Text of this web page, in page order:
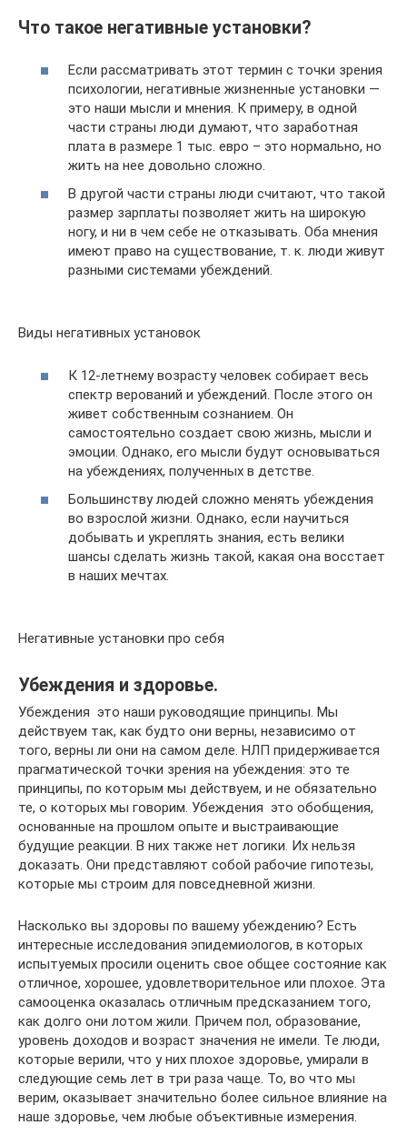
Что такое негативные установки?
Если рассматривать этот термин с точки зрения
психологии, негативные жизненные установки —
это наши мысли и мнения. К примеру, в одной
части страны люди думают, что заработная
плата в размере 1 тыс. евро – это нормально, но
жить на нее довольно сложно.
В другой части страны люди считают, что такой
размер зарплаты позволяет жить на широкую
ногу, и ни в чем себе не отказывать. Оба мнения
имеют право на существование, т. к. люди живут
разными системами убеждений.
Виды негативных установок
К 12-летнему возрасту человек собирает весь
спектр верований и убеждений. После этого он
живет собственным сознанием. Он
самостоятельно создает свою жизнь, мысли и
эмоции. Однако, его мысли будут основываться
на убеждениях, полученных в детстве.
Большинству людей сложно менять убеждения
во взрослой жизни. Однако, если научиться
добывать и укреплять знания, есть велики
шансы сделать жизнь такой, какая она восстает
в наших мечтах.
Негативные установки про себя
Убеждения и здоровье.
Убеждения  это наши руководящие принципы. Мы
действуем так, как будто они верны, независимо от
того, верны ли они на самом деле. НЛП придерживается
прагматической точки зрения на убеждения: это те
принципы, по которым мы действуем, и не обязательно
те, о которых мы говорим. Убеждения  это обобщения,
основанные на прошлом опыте и выстраивающие
будущие реакции. В них также нет логики. Их нельзя
доказать. Они представляют собой рабочие гипотезы,
которые мы строим для повседневной жизни.
Насколько вы здоровы по вашему убеждению? Есть
интересные исследования эпидемиологов, в которых
испытуемых просили оценить свое общее состояние как
отличное, хорошее, удовлетворительное или плохое. Эта
самооценка оказалась отличным предсказанием того,
как долго они лотом жили. Причем пол, образование,
уровень доходов и возраст значения не имели. Те люди,
которые верили, что у них плохое здоровье, умирали в
следующие семь лет в три раза чаще. То, во что мы
верим, оказывает значительно более сильное влияние на
наше здоровье, чем любые объективные измерения.